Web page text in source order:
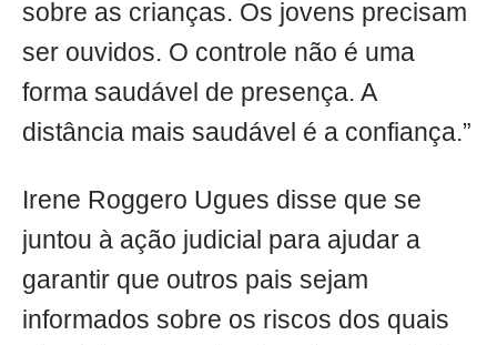
sobre as crianças. Os jovens precisam
ser ouvidos. O controle não é uma
forma saudável de presença. A
distância mais saudável é a confiança.”
Irene Roggero Ugues disse que se
juntou à ação judicial para ajudar a
garantir que outros pais sejam
informados sobre os riscos dos quais